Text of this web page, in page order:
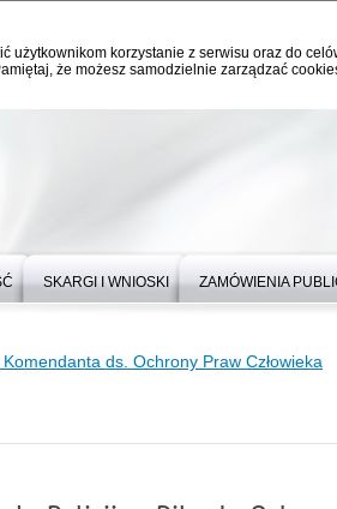
użytkownikom korzystanie z serwisu oraz do
że możesz samodzielnie zarządzać
SKARGI I WNIOSKI ZAMÓWIENIA
Komendanta ds. Ochrony Praw Człowieka